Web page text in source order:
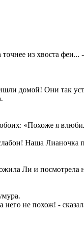
из хвоста
домой! Они так
«Похоже я
Наша Лианочка
Ли и посмотрела
не похож! -